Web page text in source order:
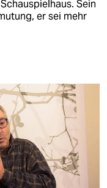
Sein
er sei mehr